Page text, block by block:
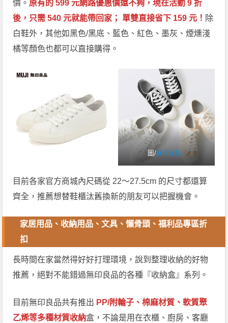
價。 原有的 599 元網路優惠價還不夠，現在活動 9 折
後，只需 540 元就能帶回家； 單雙直接省下 159 元！ 除
白鞋外，其他如黑色/黑底、藍色、紅色、墨灰、煙燻淺
橘等顏色也都可以直接購得。
圖/無印良品
目前各家官方商城內尺碼從 22～27.5cm 的尺寸都還算
齊全，推薦想替鞋櫃汰舊換新的朋友可以把握機會。
家居用品、收納用品、文具、懶骨頭、福利品專區折
扣
長時間在家當然得好好打理環境，說到整理收納的好物
推薦，絕對不能錯過無印良品的各種『收納盒』系列。
目前無印良品共有推出 PP/附輪子、棉麻材質、軟質聚
乙烯等多種材質收納盒，不論是用在衣櫃、廚房、客廳